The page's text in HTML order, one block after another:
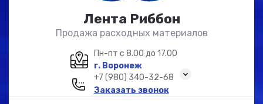
Лента Риббон
Продажа расходных материалов
Пн-пт с 8.00 до 17.00
г. Воронеж
+7 (980) 340-32-68
Заказать звонок